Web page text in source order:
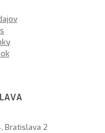
Bratislava 2